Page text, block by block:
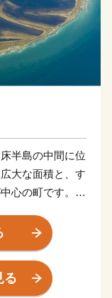
半島の中間に位
大な面積と、す
心の町です。
）で、ラムサー
」や、南部には
園を形成するな
る